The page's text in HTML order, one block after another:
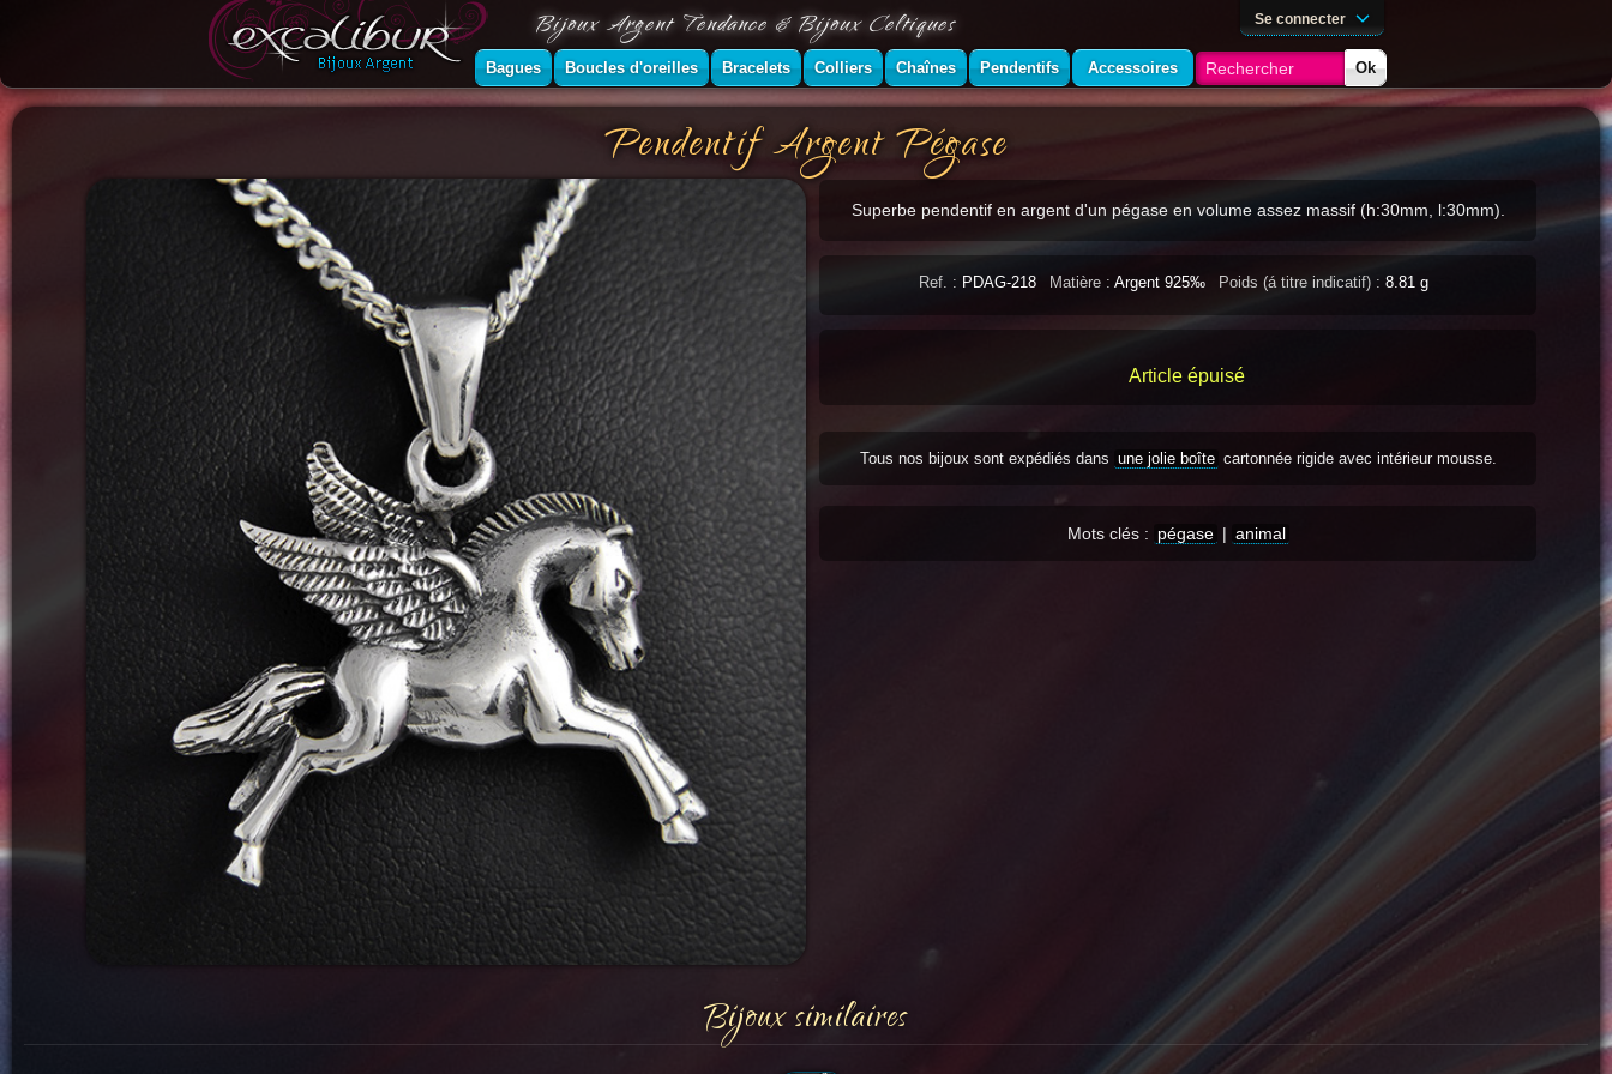
Pendentif Argent Pégase
Superbe pendentif en argent d'un pégase en volume assez massif (h:30mm, l:30mm).
Ref. : PDAG-218 Matière : Argent 925‰ Poids (á titre indicatif) : 8.81 g
Article épuisé
Tous nos bijoux sont expédiés dans une jolie boîte cartonnée rigide avec intérieur mousse.
Mots clés : pégase | animal
Bijoux similaires
Bijoux Argent Tendance & Bijoux Celtiques Se connecter
Bagues Boucles d'oreilles Bracelets Colliers Chaînes Pendentifs Accessoires Ok